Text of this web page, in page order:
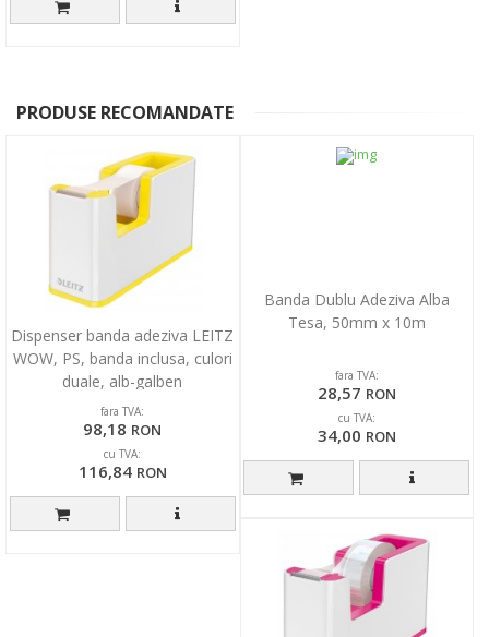
PRODUSE RECOMANDATE
Dispenser banda adeziva LEITZ
WOW, PS, banda inclusa, culori
duale, alb-galben
fara TVA:
98,18 RON
cu TVA:
116,84 RON
Banda Dublu Adeziva Alba
Tesa, 50mm x 10m
fara TVA:
28,57 RON
cu TVA:
34,00 RON